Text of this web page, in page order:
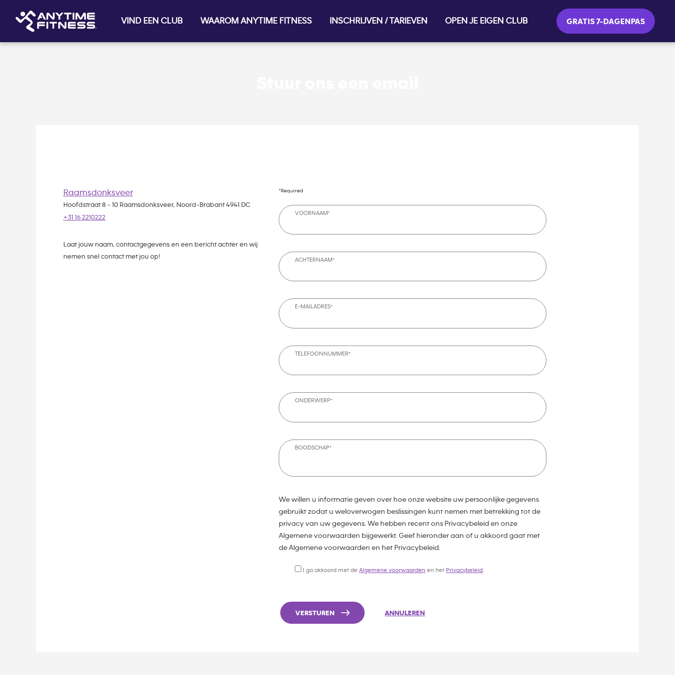
VIND EEN CLUB WAAROM ANYTIME FITNESS INSCHRIJVEN / TARIEVEN OPEN JE EIGEN CLUB GRATIS 7-DAGENPAS
Raamsdonksveer
Hoofdstraat 8 - 10 Raamsdonksveer, Noord-Brabant 4941 DC
+31 16 2210222
Laat jouw naam, contactgegevens en een bericht achter en wij
nemen snel contact met jou op!
*Required
VOORNAAM*
ACHTERNAAM*
E-MAILADRES*
TELEFOONNUMMER*
ONDERWERP*
BOODSCHAP*
We willen u informatie geven over hoe onze website uw persoonlijke gegevens
gebruikt zodat u weloverwogen beslissingen kunt nemen met betrekking tot de
privacy van uw gegevens. We hebben recent ons Privacybeleid en onze
Algemene voorwaarden bijgewerkt. Geef hieronder aan of u akkoord gaat met
de Algemene voorwaarden en het Privacybeleid.
I ga akkoord met deAlgemene voorwaarden en het Privacybeleid
VERSTUREN ANNULEREN